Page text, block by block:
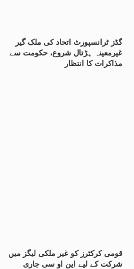
گڈز ٹرانسپورٹ اتحاد کی ملک گیر
غیرمعینہ ہڑتال شروع، حکومت سے
مذاکرات کا انتظار
قومی کرکٹرز کو غیر ملکی لیگز میں
شرکت کے لیے این او سی جاری